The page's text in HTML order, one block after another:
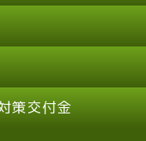
策交付金